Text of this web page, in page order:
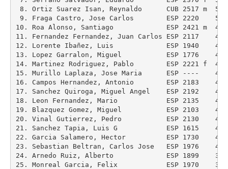
8. Ortiz Suarez Isan, Reynaldo      CUB 2517 m
9. Fraga Castro, Jose Carlos        ESP 2220
10. Roa Alonso, Santiago             ESP 2421 m
11. Fernandez Fernandez, Juan Carlos ESP 2117
12. Lorente Ibañez, Luis             ESP 1940
13. Lopez Garralon, Miguel           ESP 1776
14. Martinez Rodriguez, Pablo        ESP 2221 f
15. Murillo Laplaza, Jose Maria      ESP ----
16. Campos Hernandez, Antonio        ESP 2183
17. Sanchez Quiroga, Miguel Angel    ESP 2192
18. Leon Fernandez, Mario            ESP 2135
19. Blazquez Gomez, Miguel           ESP 2103
20. Vinal Gutierrez, Pedro           ESP 2130
21. Sanchez Tapia, Luis G            ESP 1615
22. Garcia Salamero, Hector          ESP 1730
23. Sebastian Beltran, Carlos Jose   ESP 1976
24. Arnedo Ruiz, Alberto             ESP 1899    3.5
25. Monreal Garcia, Felix            ESP 1970